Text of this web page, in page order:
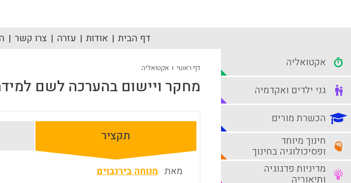
דף הבית אודות עזרה צרו קשר
דף ראשי › אקטואליה
מחקר ויישום בהערכה לשם
תקציר
מאת: מנוחה בירנבוים
אקטואליה
גני ילדים ואקדמיה
הכשרת מורים
חינוך מיוחד
ופסיכולוגיה בחינוך
מדיניות פדגוגיה
ותיאוריה